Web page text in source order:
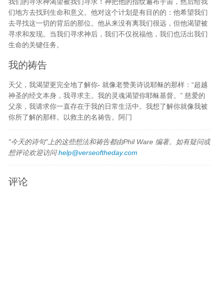
们地方去找到生命和意义。他对这个计划是有目的的：他希望我们
去寻找这一切的背后的那位。他从来没有离我们很远，但他渴望被
寻求和发现。当我们寻求神后，我们不仅祝福他，我们也活出我们
生命的关键任务。
我的祷告
天父，我渴望更完全地了解你- 就像老赞美诗说耶稣的那样：“超越
神圣的经文本身，我寻求主。我的灵魂渴望你耶稣基督。” 慈爱的
父亲，我请求你一直存在于我的日常生活中。我想了解你就像我被
你所了解的那样。以救主的名祷告。阿门
"今天的诗句"上的这些想法和祷告都由Phil Ware 编著。如有疑问或
想评论欢迎访问help@verseoftheday.com
评论